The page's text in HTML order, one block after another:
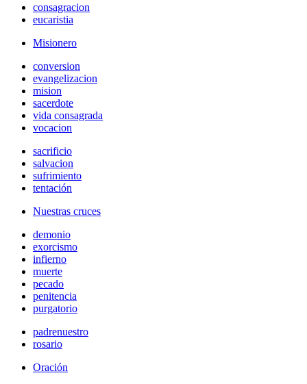
consagracion
eucaristia
Misionero
conversion
evangelizacion
mision
sacerdote
vida consagrada
vocacion
sacrificio
salvacion
sufrimiento
tentación
Nuestras cruces
demonio
exorcismo
infierno
muerte
pecado
penitencia
purgatorio
padrenuestro
rosario
Oración